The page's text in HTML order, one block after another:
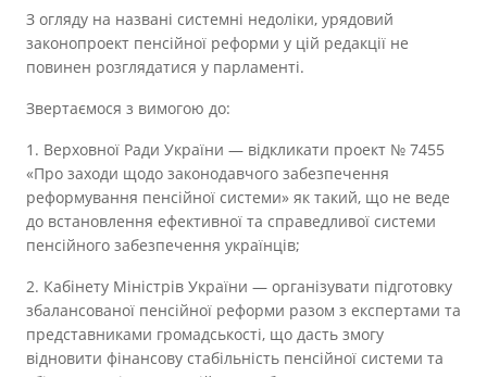
З огляду на названі системні недоліки, урядовий
законопроект пенсійної реформи у цій редакції не
повинен розглядатися у парламенті.
Звертаємося з вимогою до:
1. Верховної Ради України — відкликати проект № 7455
«Про заходи щодо законодавчого забезпечення
реформування пенсійної системи» як такий, що не веде
до встановлення ефективної та справедливої системи
пенсійного забезпечення українців;
2. Кабінету Міністрів України — організувати підготовку
збалансованої пенсійної реформи разом з експертами та
представниками громадськості, що дасть змогу
відновити фінансову стабільність пенсійної системи та